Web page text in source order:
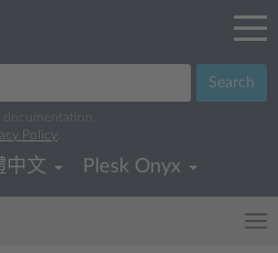
Search
Policy
中文 Plesk Onyx